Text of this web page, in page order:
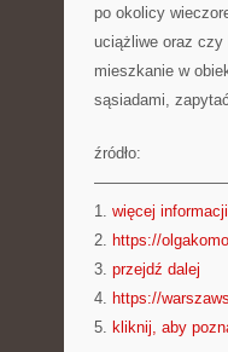
po okolicy
uciążliwe oraz
mieszkanie w
sąsiadami,
źródło:
1. więcej informacji
2. https://
3. przejdź dalej
4. https://
5. kliknij, aby